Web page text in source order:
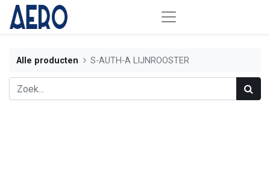
Alle producten S-AUTH-A LIJNROOSTER